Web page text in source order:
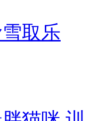
取乐